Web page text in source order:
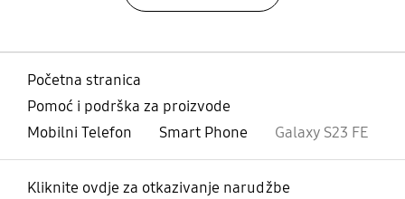
Početna stranica
Pomoć i podrška za proizvode
Mobilni Telefon
Smart Phone Galaxy S23 FE
Kliknite ovdje za otkazivanje narudžbe